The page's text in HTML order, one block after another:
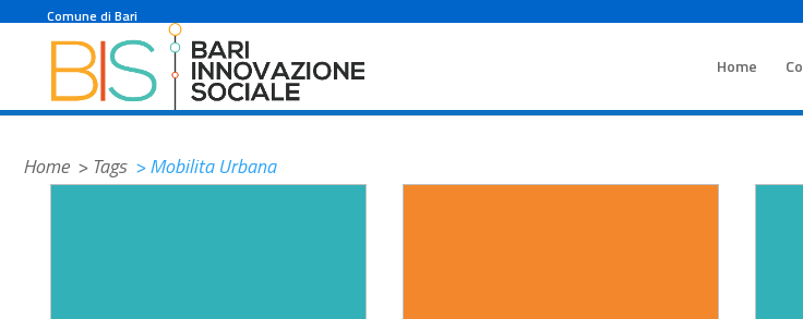
#32b1b9Comune di Bari
Home
Home > Tags > Mobilita Urbana